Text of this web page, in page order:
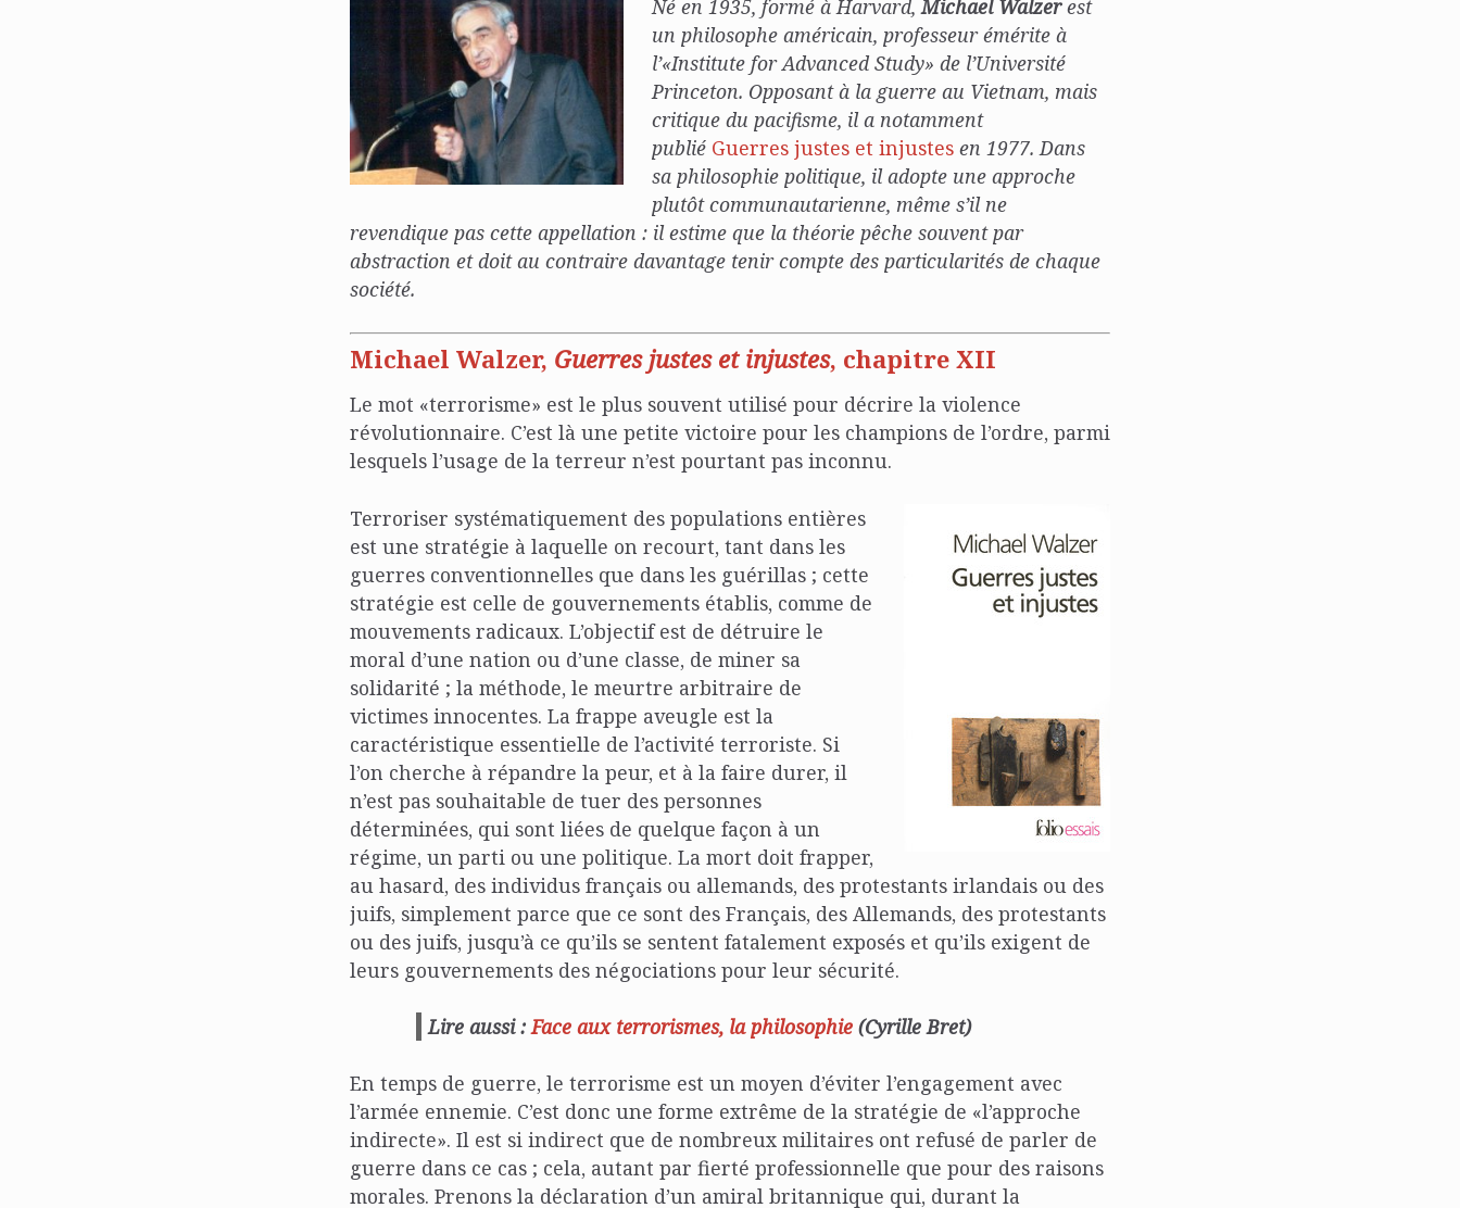
Né en 1935, formé à Harvard,Michael Walzerest
un philosophe américain, professeur émérite à
l’«Institute for Advanced Study» de l’Université
Princeton. Opposant à la guerre au Vietnam, mais
critique du pacifisme, il a notamment
publié Guerres justes et injustes en 1977. Dans
sa philosophie politique, il adopte une approche
plutôt communautarienne, même s’il ne
revendique pas cette appellation : il estime que la théorie pêche souvent par
abstraction et doit au contraire davantage tenir compte des particularités de chaque
société.
Michael Walzer, Guerres justes et injustes, chapitre XII
Le mot «terrorisme» est le plus souvent utilisé pour décrire la violence
révolutionnaire. C’est là une petite victoire pour les champions de l’ordre, parmi
lesquels l’usage de la terreur n’est pourtant pas inconnu.
Terroriser systématiquement des populations entières
est une stratégie à laquelle on recourt, tant dans les
guerres conventionnelles que dans les guérillas ; cette
stratégie est celle de gouvernements établis, comme de
mouvements radicaux. L’objectif est de détruire le
moral d’une nation ou d’une classe, de miner sa
solidarité ; la méthode, le meurtre arbitraire de
victimes innocentes. La frappe aveugle est la
caractéristique essentielle de l’activité terroriste. Si
l’on cherche à répandre la peur, et à la faire durer, il
n’est pas souhaitable de tuer des personnes
déterminées, qui sont liées de quelque façon à un
régime, un parti ou une politique. La mort doit frapper,
au hasard, des individus français ou allemands, des protestants irlandais ou des
juifs, simplement parce que ce sont des Français, des Allemands, des protestants
ou des juifs, jusqu’à ce qu’ils se sentent fatalement exposés et qu’ils exigent de
leurs gouvernements des négociations pour leur sécurité.
Lire aussi :Face aux terrorismes, la philosophie (Cyrille Bret)
En temps de guerre, le terrorisme est un moyen d’éviter l’engagement avec
l’armée ennemie. C’est donc une forme extrême de la stratégie de «l’approche
indirecte». Il est si indirect que de nombreux militaires ont refusé de parler de
guerre dans ce cas ; cela, autant par fierté professionnelle que pour des raisons
morales. Prenons la déclaration d’un amiral britannique qui, durant la